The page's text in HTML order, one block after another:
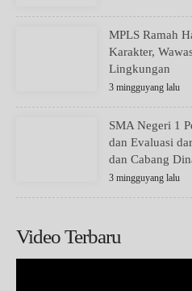
MPLS Ramah
Karakter,
Lingkungan
3 mingguyang lalu
SMA Negeri 1
dan Evaluasi
dan Cabang
3 mingguyang lalu
Video Terbaru